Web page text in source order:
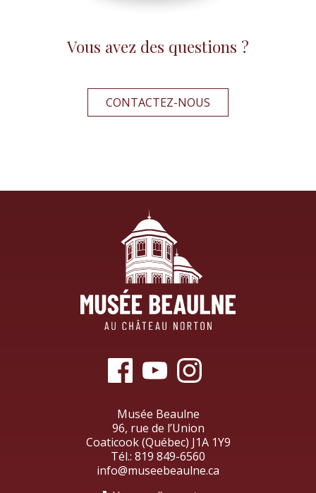
Vous avez des questions ?
CONTACTEZ-NOUS
Musée Beaulne
96, rue de l’Union
Coaticook (Québec) J1A 1Y9
Tél.: 819 849-6560
info@museebeaulne.ca